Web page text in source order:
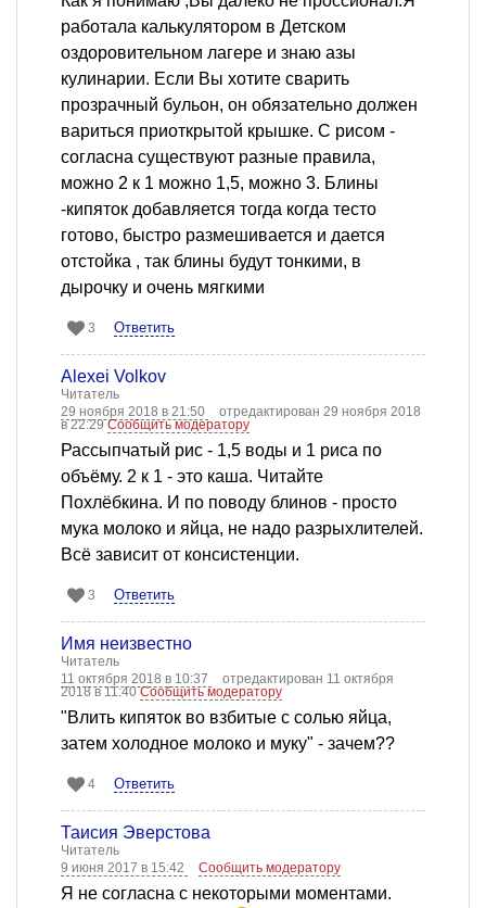
работала калькулятором в Детском
оздоровительном лагере и знаю азы
кулинарии. Если Вы хотите сварить
прозрачный бульон, он обязательно должен
вариться приоткрытой крышке. С рисом -
согласна существуют разные правила,
можно 2 к 1 можно 1,5, можно 3. Блины
-кипяток добавляется тогда когда тесто
готово, быстро размешивается и дается
отстойка , так блины будут тонкими, в
дырочку и очень мягкими
3 Ответить
Alexei Volkov
Читатель
29 ноября 2018 в 21:50
отредактирован 29 ноября 2018
в 22:29Сообщить модератору
Рассыпчатый рис - 1,5 воды и 1 риса по
объёму. 2 к 1 - это каша. Читайте
Похлёбкина. И по поводу блинов - просто
мука молоко и яйца, не надо разрыхлителей.
Всё зависит от консистенции.
3 Ответить
Имя неизвестно
Читатель
11 октября 2018 в 10:37
отредактирован 11 октября
2018 в 11:40Сообщить модератору
"Влить кипяток во взбитые с солью яйца,
затем холодное молоко и муку" - зачем??
4 Ответить
Таисия Эверстова
Читатель
9 июня 2017 в 15:42
Сообщить модератору
Я не согласна с некоторыми моментами.